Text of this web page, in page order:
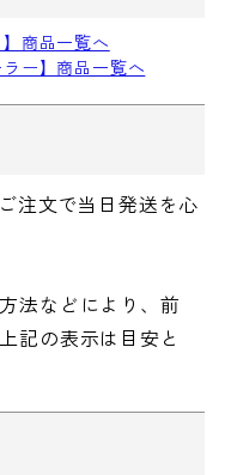
商品一覧へ
ー】商品一覧へ
注文で当日発送を心
法などにより、前
記の表示は目安と